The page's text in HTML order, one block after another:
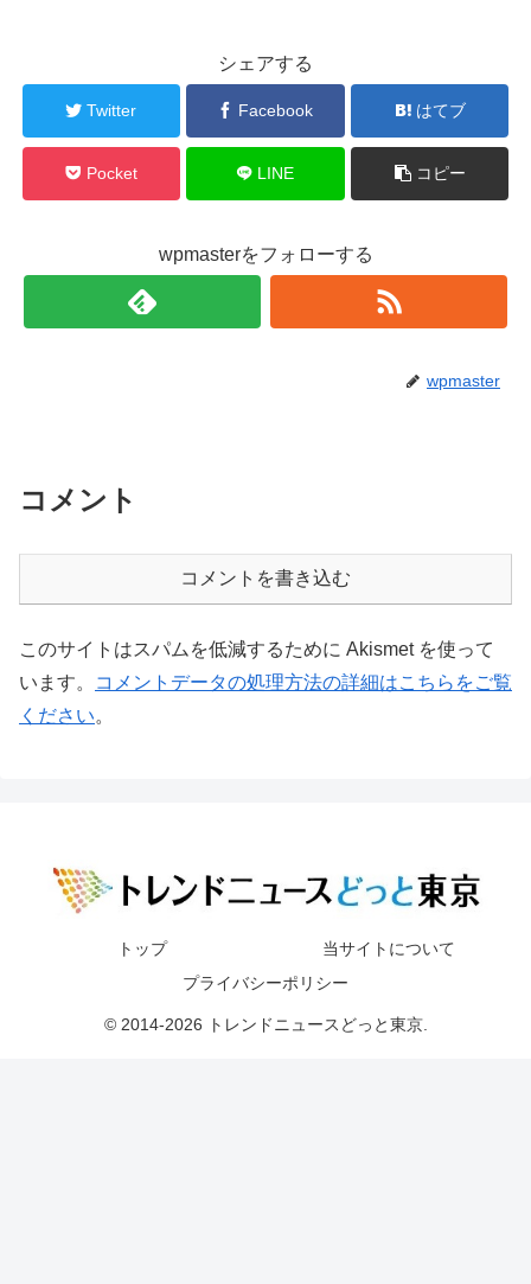
シェアする
Twitter Facebook はてブ
Pocket LINE コピー
wpmasterをフォローする
wpmaster
コメント
コメントを書き込む
このサイトはスパムを低減するために Akismet を使って
います。
コメントデータの処理方法の詳細はこちらをご覧
ください。
トップ
当サイトについて
プライバシーポリシー
© 2014-2026 トレンドニュースどっと東京.